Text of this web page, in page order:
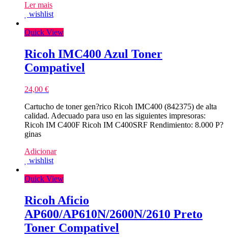
Ler mais
wishlist
Quick View
Ricoh IMC400 Azul Toner
Compativel
24,00 €
Cartucho de toner gen?rico Ricoh IMC400 (842375) de alta
calidad. Adecuado para uso en las siguientes impresoras:
Ricoh IM C400F Ricoh IM C400SRF Rendimiento: 8.000 P?
ginas
Adicionar
wishlist
Quick View
Ricoh Aficio
AP600/AP610N/2600N/2610 Preto
Toner Compativel